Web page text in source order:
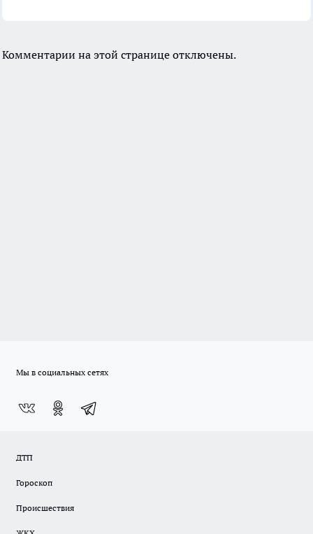
Комментарии на этой странице отключены.
Мы в социальных сетях
ДТП
Гороскоп
Происшествия